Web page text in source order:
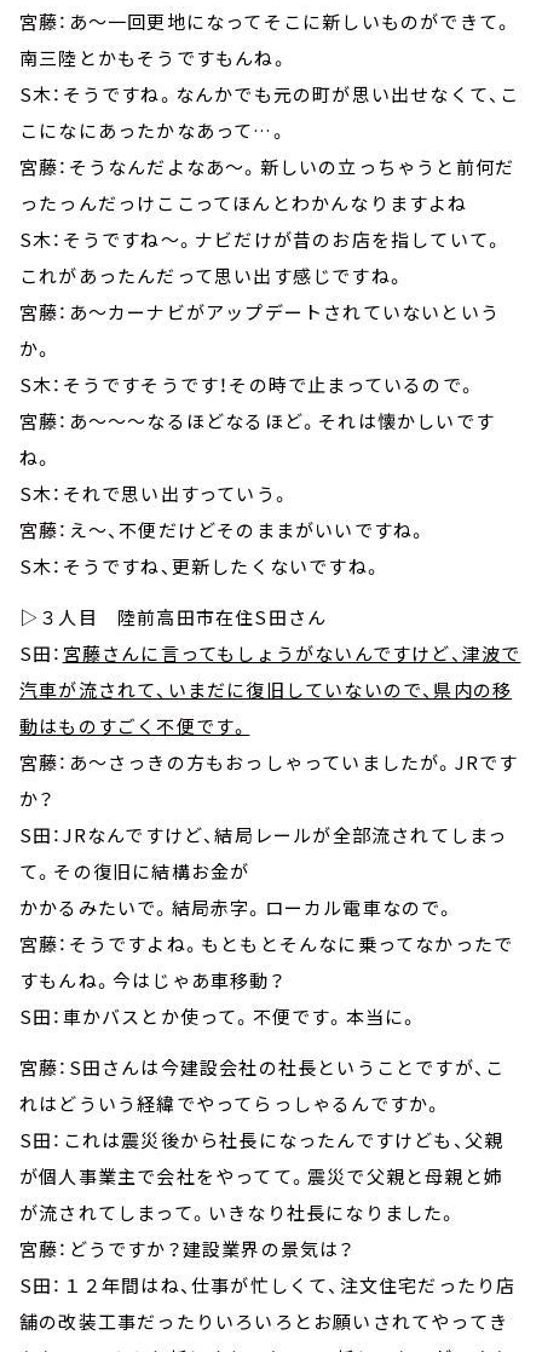
宮藤：あ～一回更地になってそこに新しいものができて。
南三陸とかもそうですもんね。
S木：そうですね。なんかでも元の町が思い出せなくて、こ
こになにあったかなあって…。
宮藤：そうなんだよなあ～。新しいの立っちゃうと前何だ
ったっんだっけここってほんとわかんなりますよね
S木：そうですね～。ナビだけが昔のお店を指していて。
これがあったんだって思い出す感じですね。
宮藤：あ～カーナビがアップデートされていないという
か。
S木：そうですそうです！その時で止まっているので。
宮藤：あ～～～なるほどなるほど。それは懐かしいです
ね。
S木：それで思い出すっていう。
宮藤：え～、不便だけどそのままがいいですね。
S木：そうですね、更新したくないですね。
▷３人目 陸前高田市在住S田さん
S田： 宮藤さんに言ってもしょうがないんですけど、津波で
汽車が流されて、いまだに復旧していないので、県内の移
動はものすごく不便です。
宮藤：あ～さっきの方もおっしゃっていましたが。JRです
か？
S田：JRなんですけど、結局レールが全部流されてしまっ
て。その復旧に結構お金が
かかるみたいで。結局赤字。ローカル電車なので。
宮藤：そうですよね。もともとそんなに乗ってなかったで
すもんね。今はじゃあ車移動？
S田：車かバスとか使って。不便です。本当に。
宮藤：S田さんは今建設会社の社長ということですが、こ
れはどういう経緯でやってらっしゃるんですか。
S田：これは震災後から社長になったんですけども、父親
が個人事業主で会社をやってて。震災で父親と母親と姉
が流されてしまって。いきなり社長になりました。
宮藤：どうですか？建設業界の景気は？
S田：１２年間はね、仕事が忙しくて、注文住宅だったり店
舗の改装工事だったりいろいろとお願いされてやってき